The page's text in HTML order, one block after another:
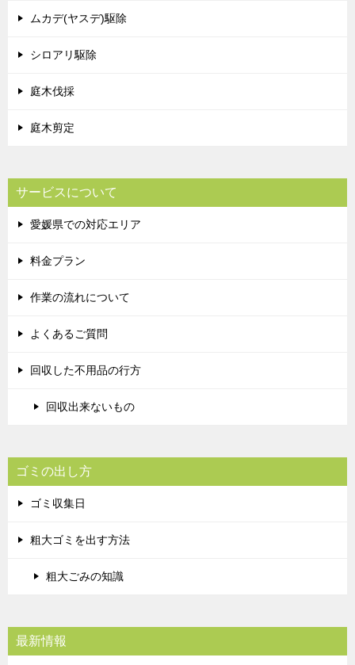
ムカデ(ヤスデ)駆除
シロアリ駆除
庭木伐採
庭木剪定
サービスについて
愛媛県での対応エリア
料金プラン
作業の流れについて
よくあるご質問
回収した不用品の行方
回収出来ないもの
ゴミの出し方
ゴミ収集日
粗大ゴミを出す方法
粗大ごみの知識
最新情報